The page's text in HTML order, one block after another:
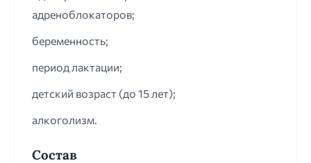
адреноблокаторов;
беременность;
период лактации;
детский возраст (до 15 лет);
алкоголизм.
Состав